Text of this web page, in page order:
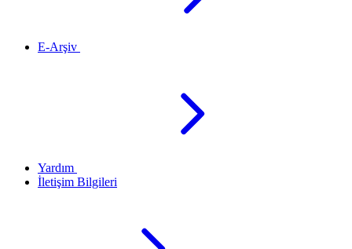
E-Arşiv
Yardım
İletişim Bilgileri